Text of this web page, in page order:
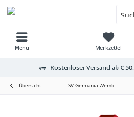
Menü Merkzettel
Kostenloser Versand ab €
Übersicht SV Germania Wemb